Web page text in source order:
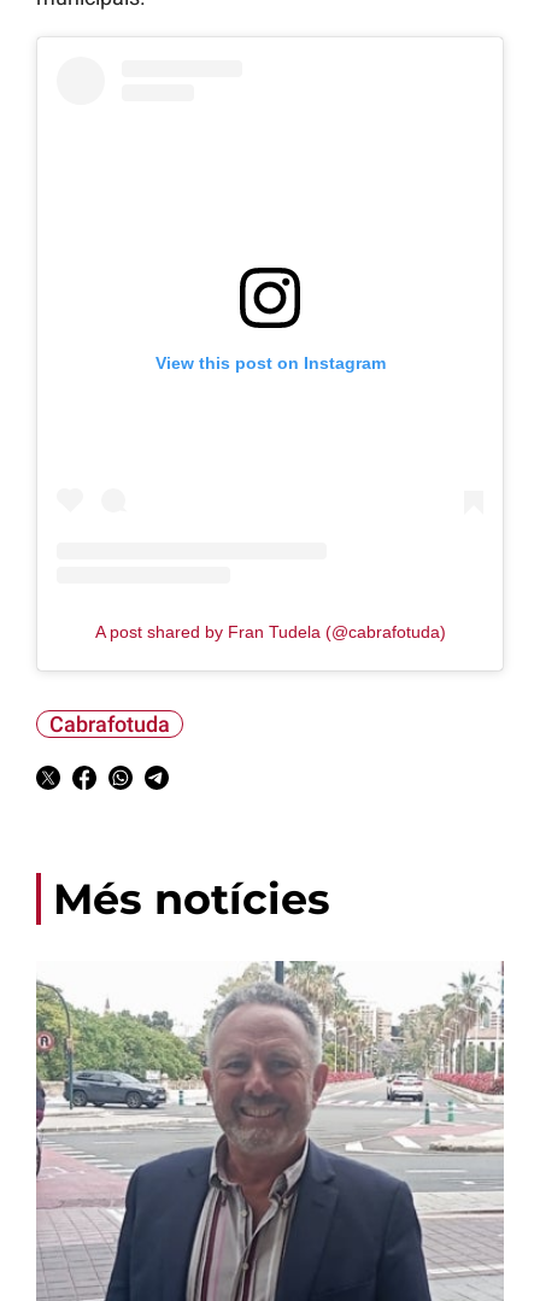
View this post on Instagram
A post shared by Fran Tudela (@cabrafotuda)
Cabrafotuda
Més notícies